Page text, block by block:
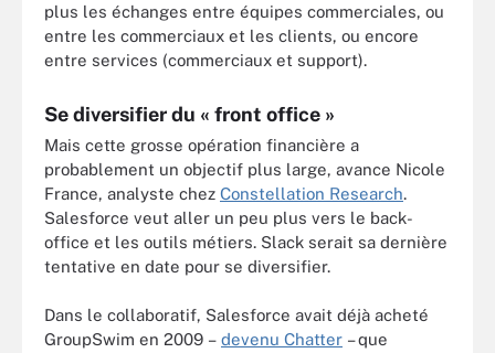
plus les échanges entre équipes commerciales, ou
entre les commerciaux et les clients, ou encore
entre services (commerciaux et support).
Se diversifier du « front office »
Mais cette grosse opération financière a
probablement un objectif plus large, avance Nicole
France, analyste chez Constellation Research.
Salesforce veut aller un peu plus vers le back-
office et les outils métiers. Slack serait sa dernière
tentative en date pour se diversifier.
Dans le collaboratif, Salesforce avait déjà acheté
GroupSwim en 2009 – devenu Chatter – que